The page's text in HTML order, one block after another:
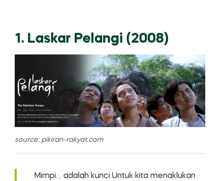
1. Laskar Pelangi (2008)
source: pikiran-rakyat.com
Mimpi… adalah kunci Untuk kita menaklukan